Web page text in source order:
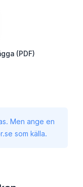
(PDF)
Men ange en
som källa.